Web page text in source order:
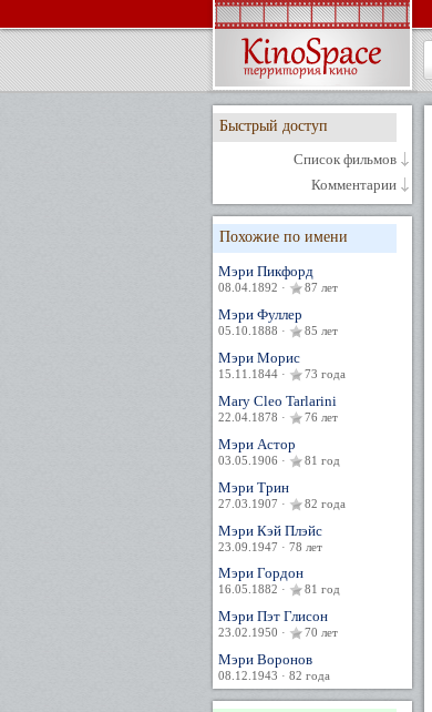
Быстрый доступ
Список фильмов
Комментарии
Похожие по имени
Мэри Пикфорд
08.04.1892 · 87 лет
Мэри Фуллер
05.10.1888 · 85 лет
Мэри Морис
15.11.1844 · 73 года
Mary Cleo Tarlarini
22.04.1878 · 76 лет
Мэри Астор
03.05.1906 · 81 год
Мэри Трин
27.03.1907 · 82 года
Мэри Кэй Плэйс
23.09.1947 · 78 лет
Мэри Гордон
16.05.1882 · 81 год
Мэри Пэт Глисон
23.02.1950 · 70 лет
Мэри Воронов
08.12.1943 · 82 года